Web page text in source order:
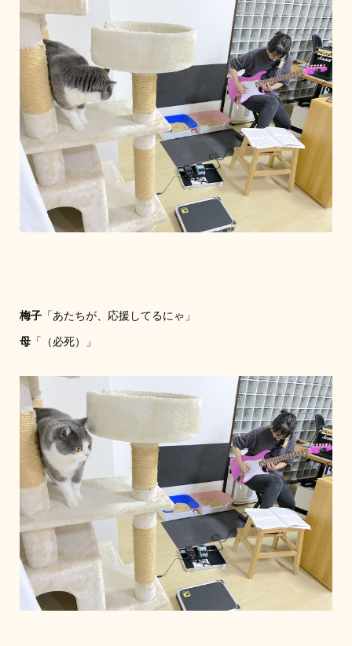
梅子「あたちが、応援してるにゃ」
母「（必死）」